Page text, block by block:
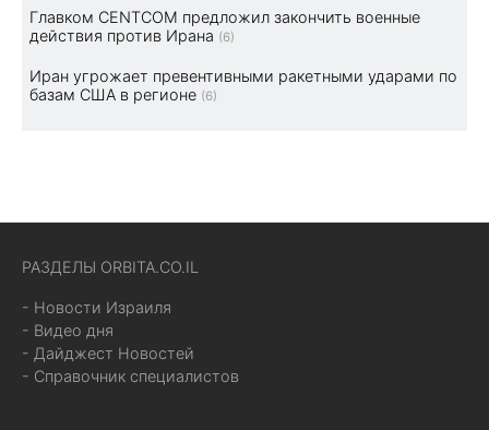
Главком CENTCOM предложил закончить военные
действия против Ирана (6)
Иран угрожает превентивными ракетными ударами по
базам США в регионе (6)
РАЗДЕЛЫ ORBITA.CO.IL
- Новости Израиля
- Видео дня
- Дайджест Новостей
- Справочник специалистов